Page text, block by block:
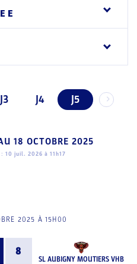
E
J3 J4 J5
18 OCTOBRE 2025
10 juil. 2026 à 11h17
2025 À 15H00
8
SL AUBIGNY MOUTIERS VHB